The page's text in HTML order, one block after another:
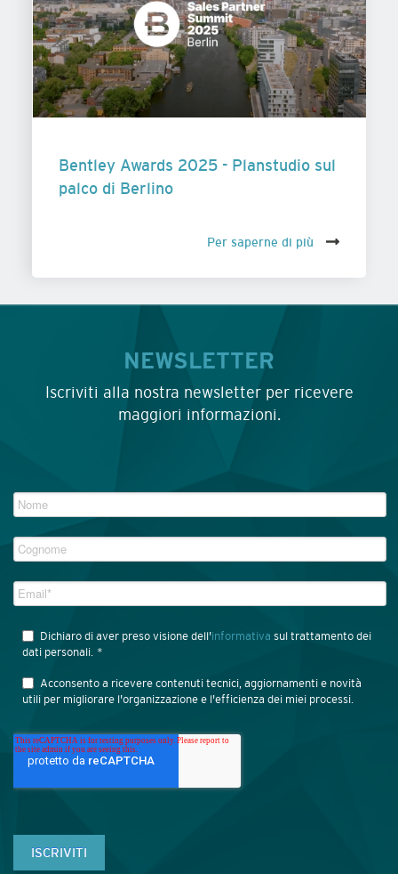
Bentley Awards 2025 - Planstudio sul
palco di Berlino
Per saperne di più
NEWSLETTER
Iscriviti alla nostra newsletter per ricevere
maggiori informazioni.
Dichiaro di aver preso visione dell'informativa sul trattamento dei
dati personali. *
Acconsento a ricevere contenuti tecnici, aggiornamenti e novità
utili per migliorare l'organizzazione e l'efficienza dei miei processi.